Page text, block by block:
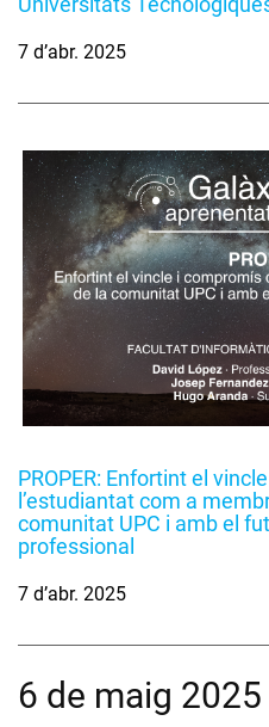
7 d’abr. 2025
PROPER: Enfortint el
l’estudiantat com a
comunitat UPC i amb el
professional
7 d’abr. 2025
6 de maig 2025